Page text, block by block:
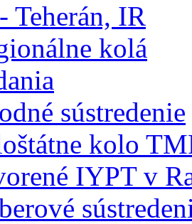
Teherán, IR
kolá
sústredenie
kolo
IYPT v